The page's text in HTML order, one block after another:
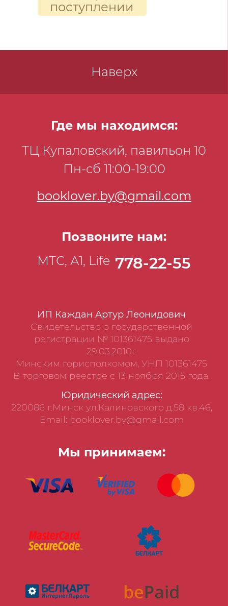
поступлении
Наверх
ИП Каждан Артур Леонидович
Свидетельство о государственной
регистрации № 101361475 выдано
29.03.2010г.
Минским горисполкомом, УНП 101361475
В торговом реестре с 13 ноября 2015 года.
Юридический адрес:
220086 г.Минск ул.Калиновского д.58 кв.46,
Email: booklover.by@gmail.com
Мы принимаем:
Где мы находимся:
ТЦ Купаловский, павильон 10
Пн-сб 11:00-19:00
booklover.by@gmail.com
Позвоните нам:
МТС, А1, Life 778-22-55